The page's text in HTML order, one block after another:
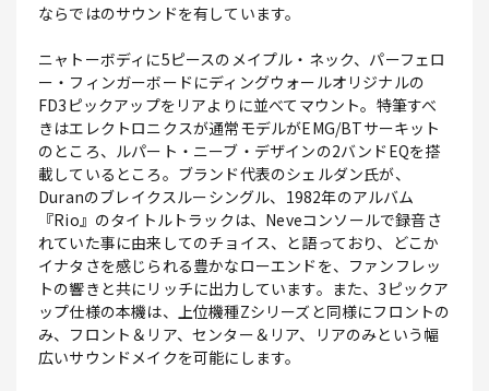
ならではのサウンドを有しています。
ニャトーボディに5ピースのメイプル・ネック、パーフェロ
ー・フィンガーボードにディングウォールオリジナルの
FD3ピックアップをリアよりに並べてマウント。特筆すべ
きはエレクトロニクスが通常モデルがEMG/BTサーキット
のところ、ルパート・ニーブ・デザインの2バンドEQを搭
載しているところ。ブランド代表のシェルダン氏が、
Duranのブレイクスルーシングル、1982年のアルバム
『Rio』のタイトルトラックは、Neveコンソールで録音さ
れていた事に由来してのチョイス、と語っており、どこか
イナタさを感じられる豊かなローエンドを、ファンフレッ
トの響きと共にリッチに出力しています。また、3ピックア
ップ仕様の本機は、上位機種Zシリーズと同様にフロントの
み、フロント＆リア、センター＆リア、リアのみという幅
広いサウンドメイクを可能にします。